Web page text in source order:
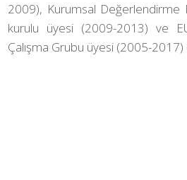
2009), Kurumsal Değerlendirme
kurulu üyesi (2009-2013) ve
Çalışma Grubu üyesi (2005-